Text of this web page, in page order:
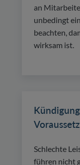
an
unbedingt
beachten,
wirksam ist.
Schlechte
führen nicht